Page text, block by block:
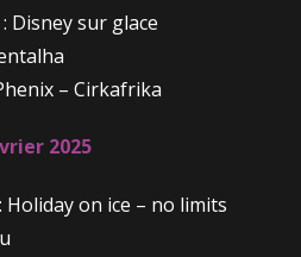
Disney sur glace
– Cirkafrika
2025
Holiday on ice – no limits